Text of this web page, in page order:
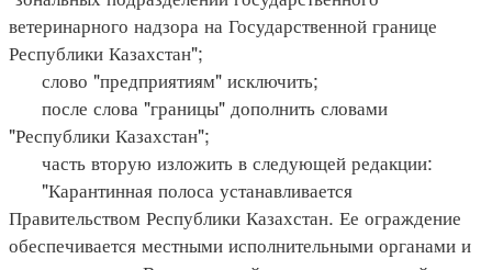
ветеринарного надзора на Государственной границе
Республики Казахстан";
слово "предприятиям" исключить;
после слова "границы" дополнить словами
"Республики Казахстан";
часть вторую изложить в следующей редакции:
"Карантинная полоса устанавливается
Правительством Республики Казахстан. Ее ограждение
обеспечивается местными исполнительными органами и